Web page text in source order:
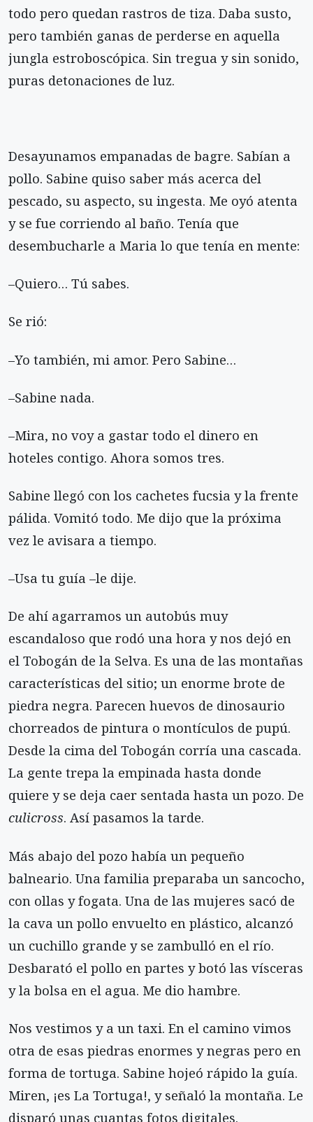
todo pero quedan rastros de tiza. Daba susto,
pero también ganas de perderse en aquella
jungla estroboscópica. Sin tregua y sin sonido,
puras detonaciones de luz.
Desayunamos empanadas de bagre. Sabían a
pollo. Sabine quiso saber más acerca del
pescado, su aspecto, su ingesta. Me oyó atenta
y se fue corriendo al baño. Tenía que
desembucharle a Maria lo que tenía en mente:
–Quiero… Tú sabes.
Se rió:
–Yo también, mi amor. Pero Sabine…
–Sabine nada.
–Mira, no voy a gastar todo el dinero en
hoteles contigo. Ahora somos tres.
Sabine llegó con los cachetes fucsia y la frente
pálida. Vomitó todo. Me dijo que la próxima
vez le avisara a tiempo.
–Usa tu guía –le dije.
De ahí agarramos un autobús muy
escandaloso que rodó una hora y nos dejó en
el Tobogán de la Selva. Es una de las montañas
características del sitio; un enorme brote de
piedra negra. Parecen huevos de dinosaurio
chorreados de pintura o montículos de pupú.
Desde la cima del Tobogán corría una cascada.
La gente trepa la empinada hasta donde
quiere y se deja caer sentada hasta un pozo. De
culicross. Así pasamos la tarde.
Más abajo del pozo había un pequeño
balneario. Una familia preparaba un sancocho,
con ollas y fogata. Una de las mujeres sacó de
la cava un pollo envuelto en plástico, alcanzó
un cuchillo grande y se zambulló en el río.
Desbarató el pollo en partes y botó las vísceras
y la bolsa en el agua. Me dio hambre.
Nos vestimos y a un taxi. En el camino vimos
otra de esas piedras enormes y negras pero en
forma de tortuga. Sabine hojeó rápido la guía.
Miren, ¡es La Tortuga!, y señaló la montaña. Le
disparó unas cuantas fotos digitales.